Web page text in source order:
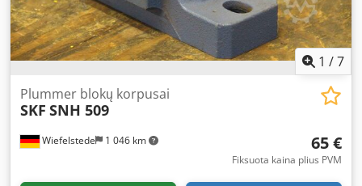
1 /7
Wiefelstede 1 046 km
Plummer blokų korpusai
SKF SNH 509
65 €
Fiksuota kaina plius PVM